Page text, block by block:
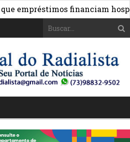
financiam hospitais